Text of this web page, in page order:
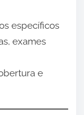
específicos
exames
e